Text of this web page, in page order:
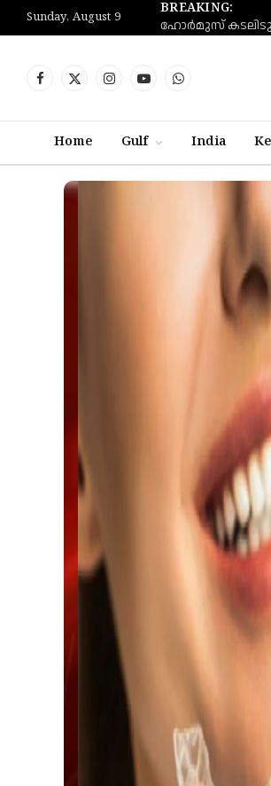
Sunday, August 9
BREAKING:
Facebook
X
InstagramYouTubeWhatsApp
Home Gulf India